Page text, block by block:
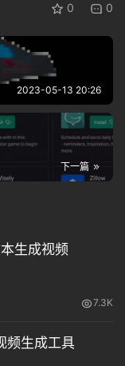
0 0
2023-05-13 20:26
下一篇
生成视频
7.3K
频生成工具